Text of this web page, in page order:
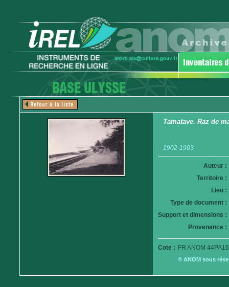
Tamatave. Raz de
1902-1903
Auteur :
Territoire :
Lieu :
Type de document :
Support et dimensions :
Provenance :
Cote : FR ANOM
© ANOM sous